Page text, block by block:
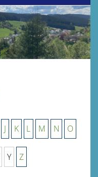
J K L M N O
Y Z